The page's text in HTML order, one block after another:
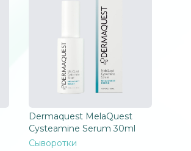
Dermaquest MelaQuest
Cysteamine Serum 30ml
Сыворотки